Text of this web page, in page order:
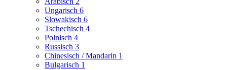
Ungarisch 6
Slowakisch 6
Tschechisch 4
Polnisch 4
Russisch 3
Chinesisch / Mandarin 1
Bulgarisch 1